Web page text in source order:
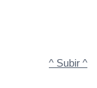
^ Subir ^